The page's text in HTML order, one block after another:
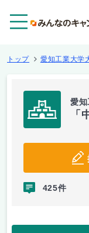
トップ 愛知工業大学
愛
「
425件